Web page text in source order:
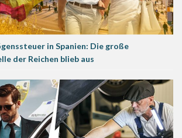
in Spanien: Die große
der Reichen blieb aus